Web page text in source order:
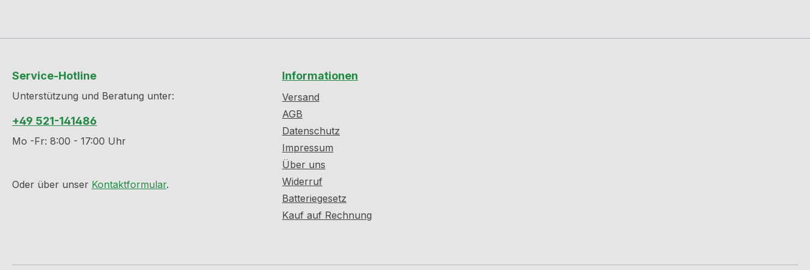
Service-Hotline
Unterstützung und Beratung unter:
+49 521-141486
Mo -Fr: 8:00 - 17:00 Uhr
Oder über unser Kontaktformular.
Informationen
Versand
AGB
Datenschutz
Impressum
Über uns
Widerruf
Batteriegesetz
Kauf auf Rechnung